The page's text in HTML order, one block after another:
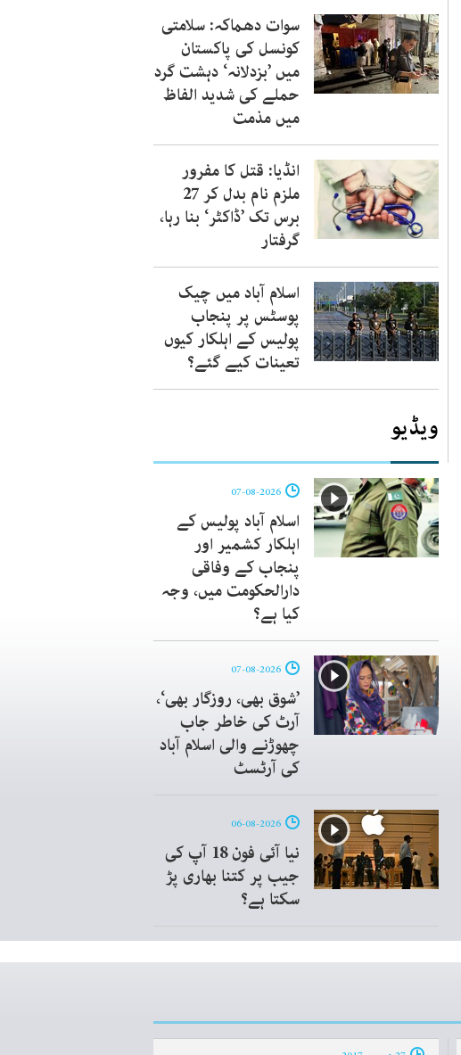
سوات دھماکہ: سلامتی
کونسل کی پاکستان
میں ’بزدلانہ‘ دہشت گرد
حملے کی شدید الفاظ
میں مذمت
انڈیا: قتل کا مفرور
ملزم نام بدل کر 27
برس تک ’ڈاکٹر‘ بنا رہا،
گرفتار
اسلام آباد میں چیک
پوسٹس پر پنجاب
پولیس کے اہلکار کیوں
تعینات کیے گئے؟
ویڈیو
اسلام آباد پولیس کے
اہلکار کشمیر اور
پنجاب کے وفاقی
دارالحکومت میں، وجہ
کیا ہے؟
’شوق بھی، روزگار بھی‘،
آرٹ کی خاطر جاب
چھوڑنے والی اسلام آباد
کی آرٹسٹ
نیا آئی فون 18 آپ کی
جیب پر کتنا بھاری پڑ
سکتا ہے؟